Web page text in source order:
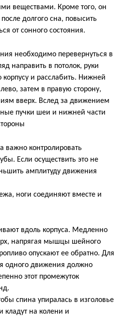
веществами. Кроме того, он
долгого сна, повысить
от сонного состояния.
необходимо перевернуться в
направить в потолок, руки
корпусу и расслабить. Нижней
затем в правую сторону,
вверх. Вслед за движением
пучки шеи и нижней части
важно контролировать
Если осуществить это не
амплитуду движения
ноги соединяют вместе и
вдоль корпуса. Медленно
напрягая мышцы шейного
опускают ее обратно. Для
одного движения должно
этот промежуток
спина упиралась в изголовье
кладут на колени и